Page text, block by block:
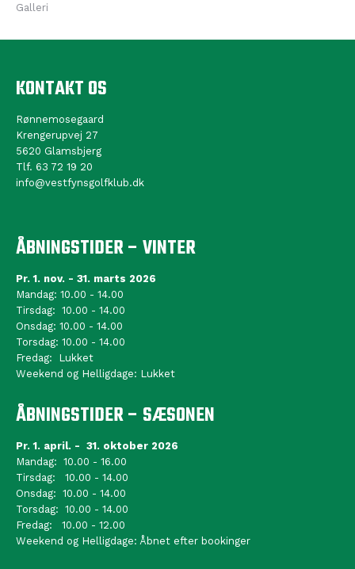
Galleri
KONTAKT OS
Rønnemosegaard
Krengerupvej 27
5620 Glamsbjerg
Tlf. 63 72 19 20
info@vestfynsgolfklub.dk
ÅBNINGSTIDER – VINTER
Pr. 1. nov. - 31. marts 2026
Mandag: 10.00 - 14.00
Tirsdag: 10.00 - 14.00
Onsdag: 10.00 - 14.00
Torsdag: 10.00 - 14.00
Fredag: Lukket
Weekend og Helligdage: Lukket
ÅBNINGSTIDER – SÆSONEN
Pr. 1. april. - 31. oktober 2026
Mandag: 10.00 - 16.00
Tirsdag: 10.00 - 14.00
Onsdag: 10.00 - 14.00
Torsdag: 10.00 - 14.00
Fredag: 10.00 - 12.00
Weekend og Helligdage: Åbnet efter bookinger